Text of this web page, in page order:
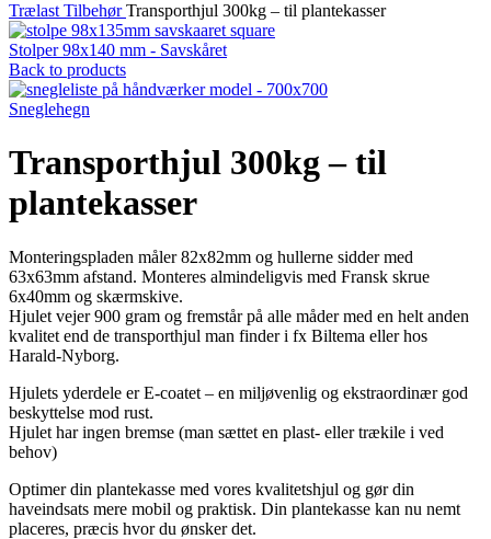
Trælast TilbehørTransporthjul 300kg – til plantekasser
Stolper 98x140 mm - Savskåret
Back to products
Sneglehegn
Transporthjul 300kg – til
plantekasser
Monteringspladen måler 82x82mm og hullerne sidder med
63x63mm afstand. Monteres almindeligvis med Fransk skrue
6x40mm og skærmskive.
Hjulet vejer 900 gram og fremstår på alle måder med en helt anden
kvalitet end de transporthjul man finder i fx Biltema eller hos
Harald-Nyborg.
Hjulets yderdele er E-coatet – en miljøvenlig og ekstraordinær god
beskyttelse mod rust.
Hjulet har ingen bremse (man sættet en plast- eller trækile i ved
behov)
Optimer din plantekasse med vores kvalitetshjul og gør din
haveindsats mere mobil og praktisk. Din plantekasse kan nu nemt
placeres, præcis hvor du ønsker det.